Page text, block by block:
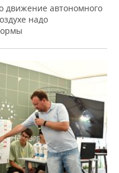
движение автономного
надо